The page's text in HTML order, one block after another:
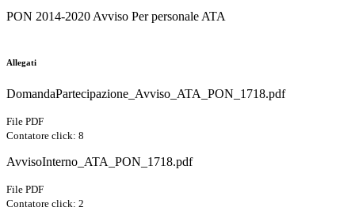
PON 2014-2020 Avviso Per personale ATA
Allegati
DomandaPartecipazione_Avviso_ATA_PON_1718.pdf
File PDF
Contatore click: 8
AvvisoInterno_ATA_PON_1718.pdf
File PDF
Contatore click: 2